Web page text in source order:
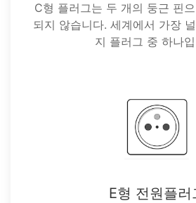
C형 플러그는 두 개의 둥근 핀
되지 않습니다. 세계에서 가장
지 플러그 중 하나
E형 전원플러